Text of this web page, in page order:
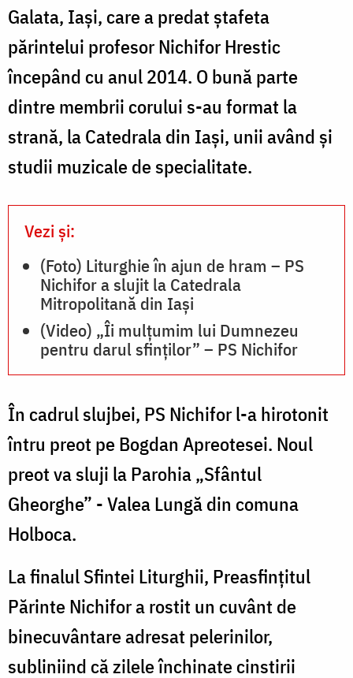
Galata, Iași, care a predat ștafeta
părintelui profesor Nichifor Hrestic
începând cu anul 2014. O bună parte
dintre membrii corului s-au format la
strană, la Catedrala din Iași, unii având și
studii muzicale de specialitate.
Vezi și:
(Foto) Liturghie în ajun de hram – PS
Nichifor a slujit la Catedrala
Mitropolitană din Iași
(Video) „Îi mulțumim lui Dumnezeu
pentru darul sfinților” – PS Nichifor
În cadrul slujbei, PS Nichifor l-a hirotonit
întru preot pe Bogdan Apreotesei. Noul
preot va sluji la Parohia „Sfântul
Gheorghe” - Valea Lungă din comuna
Holboca.
La finalul Sfintei Liturghii, Preasfințitul
Părinte Nichifor a rostit un cuvânt de
binecuvântare adresat pelerinilor,
subliniind că zilele închinate cinstirii